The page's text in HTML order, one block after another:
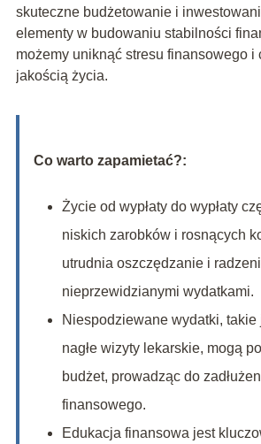
skuteczne budżetowanie i
elementy w budowaniu stabilności
możemy uniknąć stresu finansowego i
jakością życia.
Co warto zapamietać?:
Życie od wypłaty do wypłaty
niskich zarobków i rosnących
utrudnia oszczędzanie i
nieprzewidzianymi wydatkami.
Niespodziewane wydatki, takie
nagłe wizyty lekarskie, mogą
budżet, prowadząc do
finansowego.
Edukacja finansowa jest